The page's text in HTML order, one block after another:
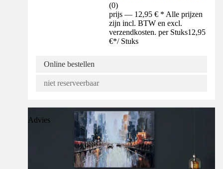
(0)
prijs — 12,95 € * Alle prijzen
zijn incl. BTW en excl.
verzendkosten. per Stuks12,95
€*/ Stuks
Online bestellen
niet reserveerbaar
Advies